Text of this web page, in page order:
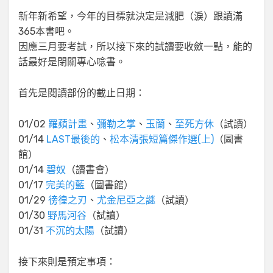
新年新希望，今年的目標就決定是減肥（淚）跟讀滿
365本書吧。
因應三月要考試，所以接下來的試讀要收斂一點，能的
話最好是閉關專心唸書。
首先是閱讀部份的截止日期：
01/02 羅蘋計畫 、 彌勒之掌 、 玉蘭 、 至死方休 （試讀）
01/14 LAST最後的 、 松本清張短篇傑作選(上) （圖書
館）
01/14 碧奴 （讀書會）
01/17 完美的藍 （圖書館）
01/29 徬徨之刃 、 尤金尼亞之謎 （試讀）
01/30 野馬河谷 （試讀）
01/31 不沉的太陽 （試讀）
接下來則是預定事項：